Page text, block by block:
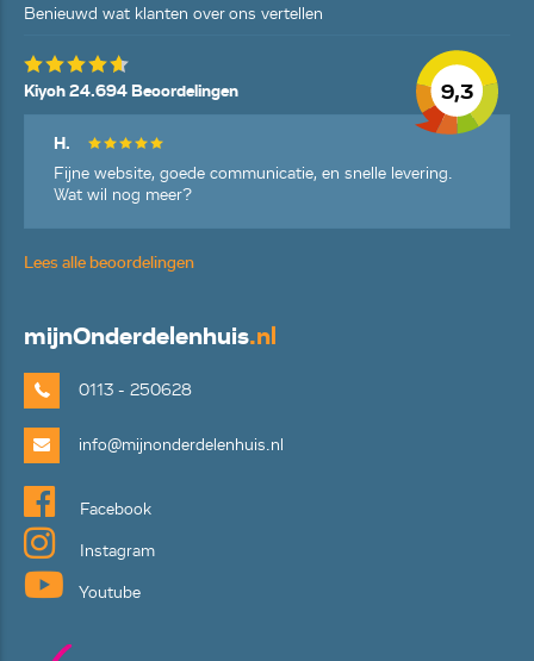
Benieuwd wat klanten over ons vertellen
9,3
Kiyoh 24.694 Beoordelingen
H.
Fijne website, goede communicatie, en snelle levering.
Wat wil nog meer?
Lees alle beoordelingen
mijnOnderdelenhuis.nl
0113 - 250628
info@mijnonderdelenhuis.nl
Facebook
Instagram
Youtube